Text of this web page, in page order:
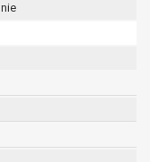
dane
na
danych